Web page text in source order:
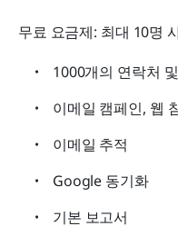
무료 요금제: 최대 10명
1000개의 연락처
이메일 캠페인, 웹
이메일 추적
Google 동기화
기본 보고서